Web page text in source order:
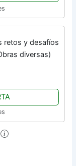
retos y desafíos
diversas)